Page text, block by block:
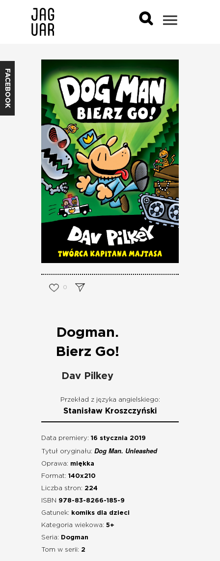
FACEBOOK
0
Dogman.
Bierz Go!
Dav Pilkey
Przekład z języka angielskiego:
Stanisław Kroszczyński
Data premiery: 16 stycznia 2019
Tytuł oryginału: Dog Man. Unleashed
Oprawa: miękka
Format: 140x210
Liczba stron: 224
ISBN 978-83-8266-185-9
Gatunek:
komiks dla dzieci
Kategoria wiekowa: 5+
Seria:
Dogman
Tom w serii: 2